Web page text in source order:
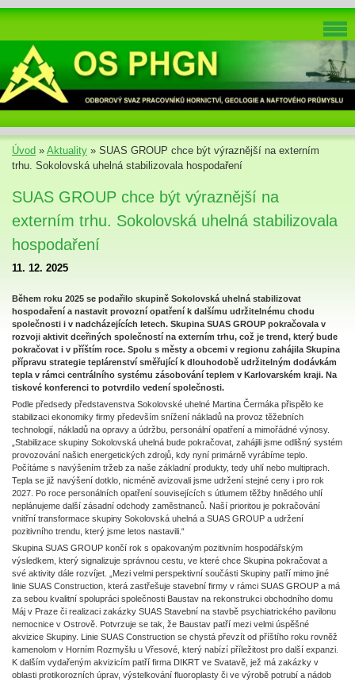
Úvod » Aktuality » SUAS GROUP chce být výraznější na externím
trhu. Sokolovská uhelná stabilizovala hospodaření
SUAS GROUP chce být výraznější na
externím trhu. Sokolovská uhelná stabilizovala
hospodaření
11. 12. 2025
Během roku 2025 se podařilo skupině Sokolovská uhelná stabilizovat
hospodaření a nastavit provozní opatření k dalšímu udržitelnému chodu
společnosti i v nadcházejících letech. Skupina SUAS GROUP pokračovala v
rozvoji aktivit dceřiných společností na externím trhu, což je trend, který bude
pokračovat i v příštím roce. Spolu s městy a obcemi v regionu zahájila Skupina
přípravu strategie teplárenství směřující k dlouhodobě udržitelným dodávkám
tepla v rámci centrálního systému zásobování teplem v Karlovarském kraji. Na
tiskové konferenci to potvrdilo vedení společnosti.
Podle předsedy představenstva Sokolovské uhelné Martina Čermáka přispělo ke
stabilizaci ekonomiky firmy především snížení nákladů na provoz těžebních
technologií, nákladů na opravy a údržbu, personální opatření a mimořádné výnosy.
„Stabilizace skupiny Sokolovská uhelná bude pokračovat, zahájili jsme odlišný systém
provozování našich energetických zdrojů, kdy nyní primárně vyrábíme teplo.
Počítáme s navýšením tržeb za naše základní produkty, tedy uhlí nebo multiprach.
Tepla se již navýšení dotklo, nicméně avizovali jsme udržení stejné ceny i pro rok
2027. Po roce personálních opatření souvisejících s útlumem těžby hnědého uhlí
neplánujeme další zásadní odchody zaměstnanců. Naší prioritou je pokračování
vnitřní transformace skupiny Sokolovská uhelná a SUAS GROUP a udržení
pozitivního trendu, který jsme letos nastavili.“
Skupina SUAS GROUP končí rok s opakovaným pozitivním hospodářským
výsledkem, který signalizuje správnou cestu, ve které chce Skupina pokračovat a
své aktivity dále rozvíjet. „Mezi velmi perspektivní součásti Skupiny patří mimo jiné
linie SUAS Construction, která zastřešuje stavební firmy v rámci SUAS GROUP a má
za sebou kvalitní spolupráci společnosti Baustav na rekonstrukci obchodního domu
Máj v Praze či realizaci zakázky SUAS Stavební na stavbě psychiatrického pavilonu
nemocnice v Ostrově. Potvrzuje se tak, že Baustav patří mezi velmi úspěšné
akvizice Skupiny. Linie SUAS Construction se chystá převzít od příštího roku rovněž
kamenolom v Horním Rozmyšlu u Vřesové, který nabízí příležitost pro další expanzi.
K dalším vydařeným akvizicím patří firma DIKRT ve Svatavě, jež má zakázky v
oblasti protikorozních úprav, výstelkování fluoroplasty či ve výrobě potrubí a nádob